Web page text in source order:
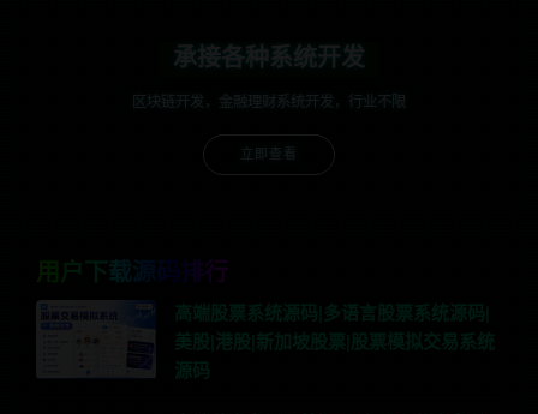
承接各种系统开发
区块链开发，金融理财系统开发，行业不限
立即查看
用户下载源码排行
高端股票系统源码|多语言股票系统源码|
美股|港股|新加坡股票|股票模拟交易系统
源码